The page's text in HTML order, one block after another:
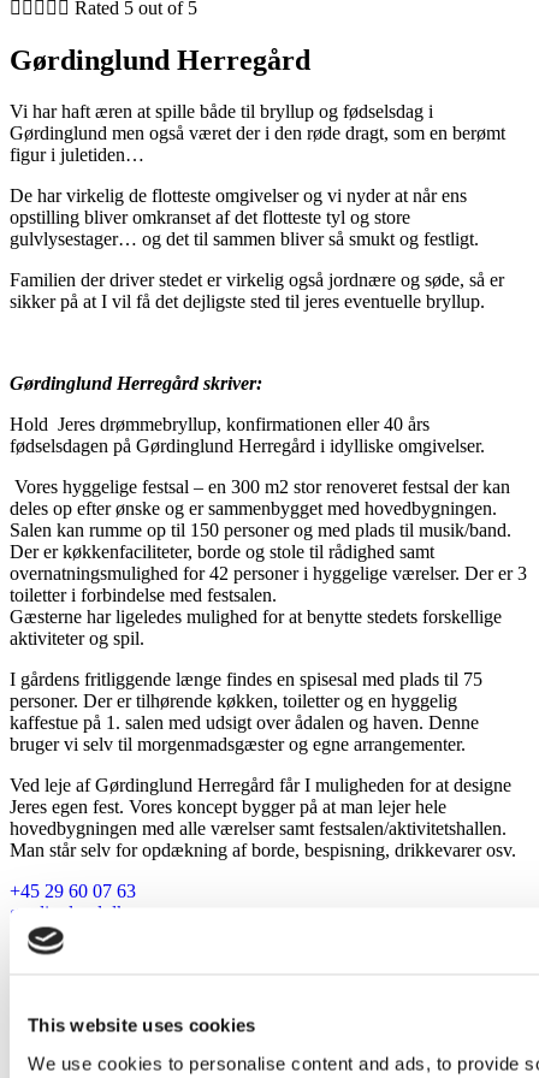
This website uses cookies
We use cookies to personalise content and ads, to provide
     Rated 5 out of 5
Gørdinglund Herregård
Vi har haft æren at spille både til bryllup og fødselsdag i
Gørdinglund men også været der i den røde dragt, som en berømt
figur i juletiden…
De har virkelig de flotteste omgivelser og vi nyder at når ens
opstilling bliver omkranset af det flotteste tyl og store
gulvlysestager… og det til sammen bliver så smukt og festligt.
Familien der driver stedet er virkelig også jordnære og søde, så er
sikker på at I vil få det dejligste sted til jeres eventuelle bryllup.
Gørdinglund Herregård skriver:
Hold Jeres drømmebryllup, konfirmationen eller 40 års
fødselsdagen på Gørdinglund Herregård i idylliske omgivelser.
Vores hyggelige festsal – en 300 m2 stor renoveret festsal der kan
deles op efter ønske og er sammenbygget med hovedbygningen.
Salen kan rumme op til 150 personer og med plads til musik/band.
Der er køkkenfaciliteter, borde og stole til rådighed samt
overnatningsmulighed for 42 personer i hyggelige værelser. Der er 3
toiletter i forbindelse med festsalen.
Gæsterne har ligeledes mulighed for at benytte stedets forskellige
aktiviteter og spil.
I gårdens fritliggende længe findes en spisesal med plads til 75
personer. Der er tilhørende køkken, toiletter og en hyggelig
kaffestue på 1. salen med udsigt over ådalen og haven. Denne
bruger vi selv til morgenmadsgæster og egne arrangementer.
Ved leje af Gørdinglund Herregård får I muligheden for at designe
Jeres egen fest. Vores koncept bygger på at man lejer hele
hovedbygningen med alle værelser samt festsalen/aktivitetshallen.
Man står selv for opdækning af borde, bespisning, drikkevarer osv.
+45 29 60 07 63
gordinglund.dk